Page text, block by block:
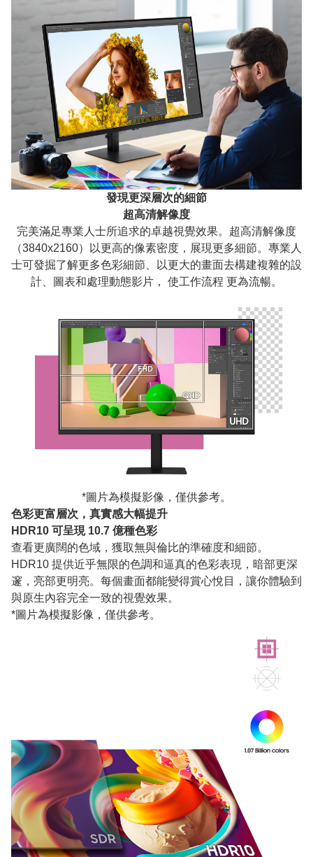
發現更深層次的細節
超高清解像度
完美滿足專業人士所追求的卓越視覺效果。超高清解像度
（3840x2160）以更高的像素密度，展現更多細節。專業人
士可發掘了解更多色彩細節、以更大的畫面去構建複雜的設
計、圖表和處理動態影片， 使工作流程 更為流暢。
*圖片為模擬影像，僅供參考。
色彩更富層次，真實感大幅提升
HDR10 可呈現 10.7 億種色彩
查看更廣闊的色域，獲取無與倫比的準確度和細節。
HDR10 提供近乎無限的色調和逼真的色彩表現，暗部更深
邃，亮部更明亮。每個畫面都能變得賞心悅目，讓你體驗到
與原生內容完全一致的視覺效果。
*圖片為模擬影像，僅供參考。